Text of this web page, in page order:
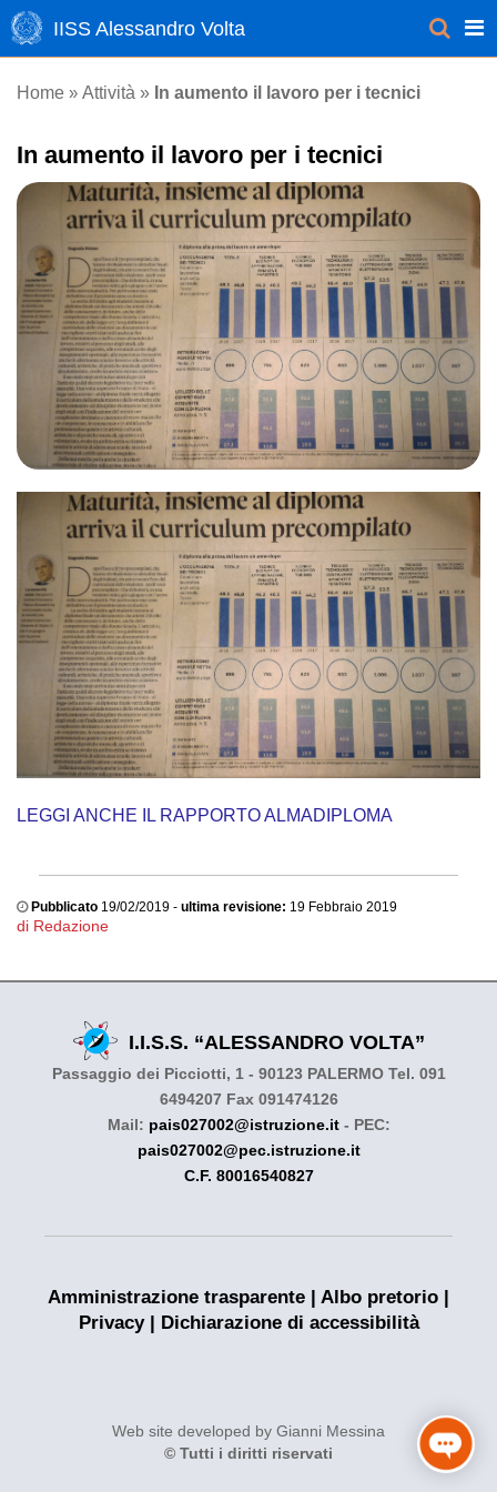
IISS Alessandro Volta
Home » Attività » In aumento il lavoro per i tecnici
In aumento il lavoro per i tecnici
LEGGI ANCHE IL RAPPORTO ALMADIPLOMA
Pubblicato 19/02/2019 - ultima revisione: 19 Febbraio 2019
di Redazione
I.I.S.S. “ALESSANDRO VOLTA”
Passaggio dei Picciotti, 1 - 90123 PALERMO Tel. 091
6494207 Fax 091474126
Mail: pais027002@istruzione.it- PEC:
pais027002@pec.istruzione.it
C.F. 80016540827
Amministrazione trasparente | Albo pretorio |
Privacy| Dichiarazione di accessibilità
Web site developed by Gianni Messina
© Tutti i diritti riservati